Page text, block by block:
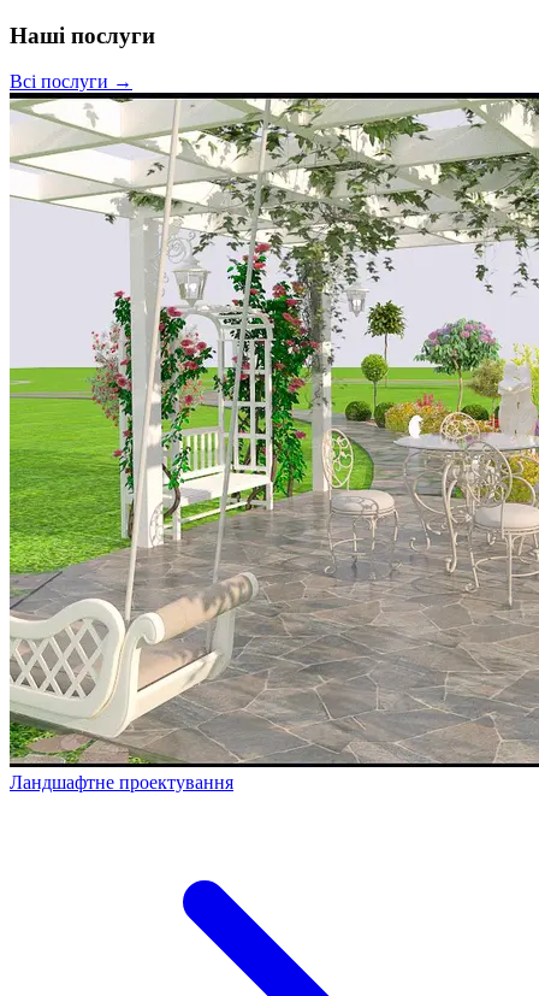
Наші послуги
Всі послуги →
Ландшафтне проектування